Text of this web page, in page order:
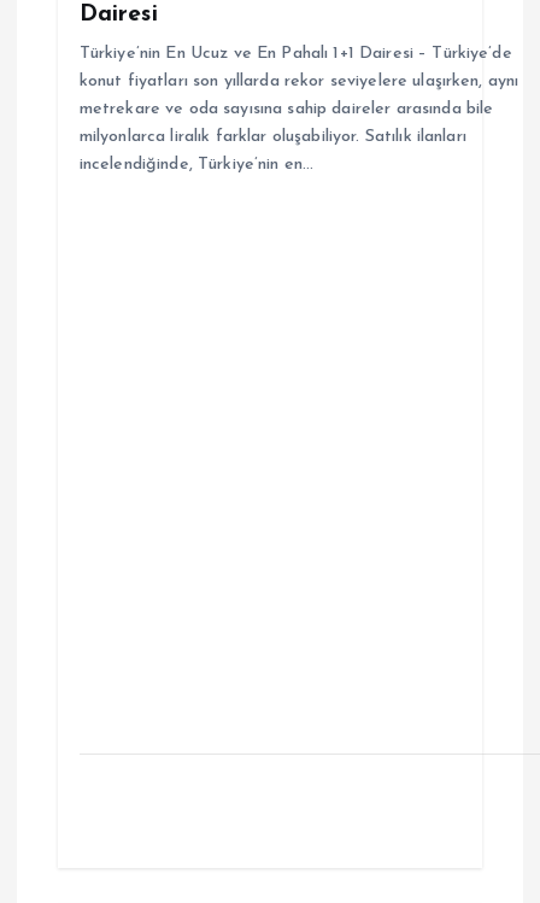
Dairesi
Türkiye’nin En Ucuz ve En Pahalı 1+1 Dairesi – Türkiye’de
konut fiyatları son yıllarda rekor seviyelere ulaşırken, aynı
metrekare ve oda sayısına sahip daireler arasında bile
milyonlarca liralık farklar oluşabiliyor. Satılık ilanları
incelendiğinde, Türkiye’nin en…